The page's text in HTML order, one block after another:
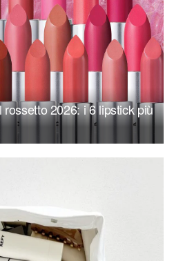
2026: i 6 lipstick più